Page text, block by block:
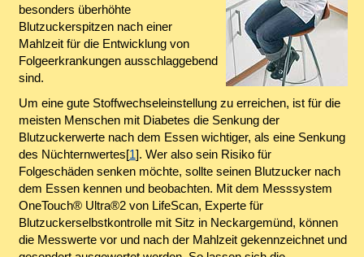
besonders überhöhte
Blutzuckerspitzen nach einer
Mahlzeit für die Entwicklung von
Folgeerkrankungen ausschlaggebend
sind.
Um eine gute Stoffwechseleinstellung zu erreichen, ist für die
meisten Menschen mit Diabetes die Senkung der
Blutzuckerwerte nach dem Essen wichtiger, als eine Senkung
des Nüchternwertes[1]. Wer also sein Risiko für
Folgeschäden senken möchte, sollte seinen Blutzucker nach
dem Essen kennen und beobachten. Mit dem Messsystem
OneTouch® Ultra®2 von LifeScan, Experte für
Blutzuckerselbstkontrolle mit Sitz in Neckargemünd, können
die Messwerte vor und nach der Mahlzeit gekennzeichnet und